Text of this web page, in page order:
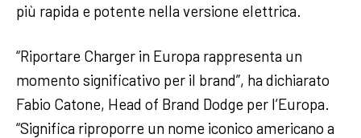
più rapida e potente nella versione elettrica.
“Riportare Charger in Europa rappresenta un
momento significativo per il brand”, ha dichiarato
Fabio Catone, Head of Brand Dodge per l’Europa.
“Significa riproporre un nome iconico americano a